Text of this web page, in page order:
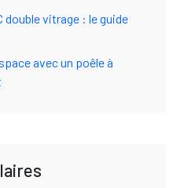
double vitrage : le guide
avec un poêle à